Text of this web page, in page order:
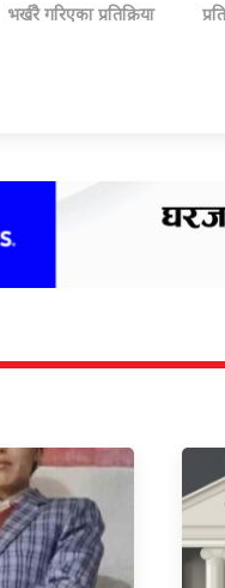
भर्खरै गरिएका प्रतिक्रिया